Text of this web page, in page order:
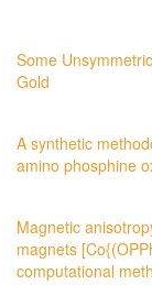
Some
Gold
A synthetic
amino phosphine
Magnetic
magnets
computational